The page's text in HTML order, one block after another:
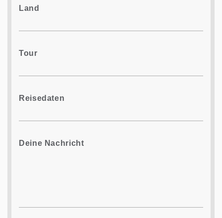
Land
Tour
Reisedaten
Deine Nachricht